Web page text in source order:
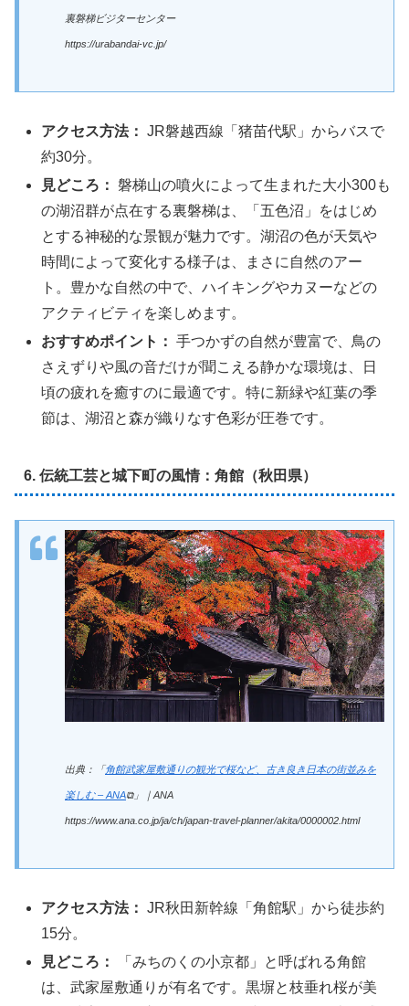
裏磐梯ビジターセンター
https://urabandai-vc.jp/
アクセス方法： JR磐越西線「猪苗代駅」からバスで
約30分。
見どころ： 磐梯山の噴火によって生まれた大小300も
の湖沼群が点在する裏磐梯は、「五色沼」をはじめ
とする神秘的な景観が魅力です。湖沼の色が天気や
時間によって変化する様子は、まさに自然のアー
ト。豊かな自然の中で、ハイキングやカヌーなどの
アクティビティを楽しめます。
おすすめポイント： 手つかずの自然が豊富で、鳥の
さえずりや風の音だけが聞こえる静かな環境は、日
頃の疲れを癒すのに最適です。特に新緑や紅葉の季
節は、湖沼と森が織りなす色彩が圧巻です。
6. 伝統工芸と城下町の風情：角館（秋田県）
出典：「 角館武家屋敷通りの観光で桜など、古き良き日本の街並みを
楽しむ – ANA⧉」｜ANA
https://www.ana.co.jp/ja/ch/japan-travel-planner/akita/0000002.html
アクセス方法： JR秋田新幹線「角館駅」から徒歩約
15分。
見どころ：
「みちのくの小京都」と呼ばれる角館
は、武家屋敷通りが有名です。黒塀と枝垂れ桜が美